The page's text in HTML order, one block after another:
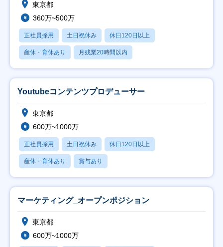
東京都
360万~500万
正社員採用 土日祝休み 休日120日以上
産休・育休あり 月残業20時間以内
Youtubeコンテンツプロデューサー
東京都
600万~1000万
正社員採用 土日祝休み 休日120日以上
産休・育休あり 賞与あり
マーケティング_オープンポジション
東京都
600万~1000万